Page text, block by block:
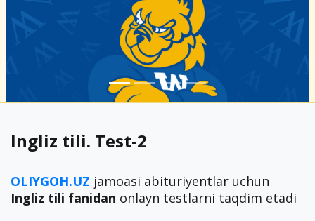
Ingliz tili. Test-2
OLIYGOH.UZ jamoasi abituriyentlar uchun
Ingliz tili fanidan onlayn testlarni taqdim etadi